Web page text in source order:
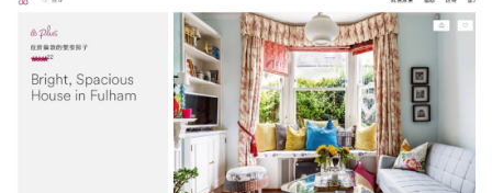
教學評測
EduTech
IT Times
Enterprise Digital Transformation